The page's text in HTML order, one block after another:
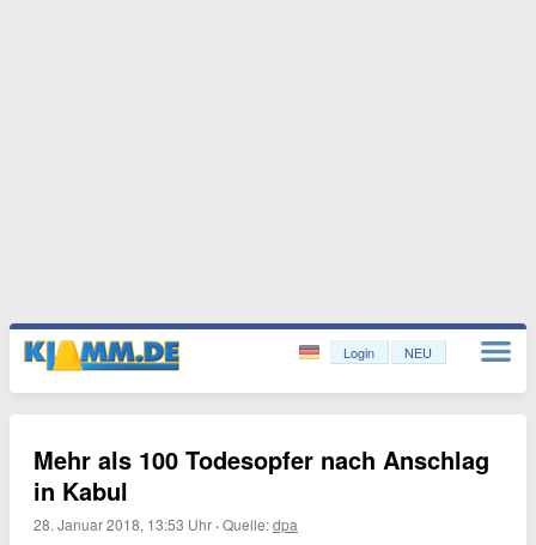
Login NEU
Mehr als 100 Todesopfer nach Anschlag
in Kabul
28. Januar 2018, 13:53 Uhr ·Quelle:dpa